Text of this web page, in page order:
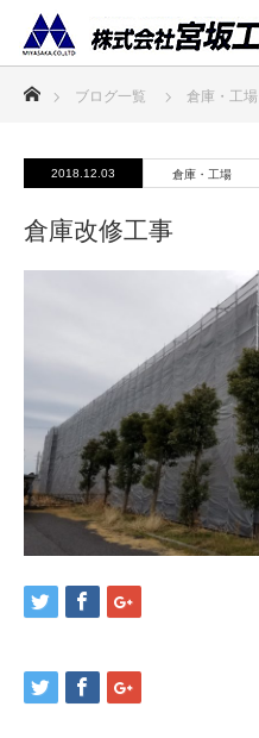
ブログ一覧 倉庫・工場
2018.12.03 倉庫・工場
倉庫改修工事